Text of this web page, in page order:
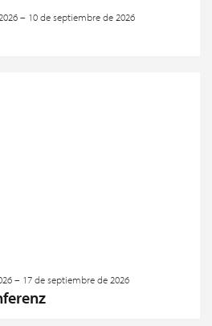
– 10 de septiembre de 2026
– 17 de septiembre de 2026